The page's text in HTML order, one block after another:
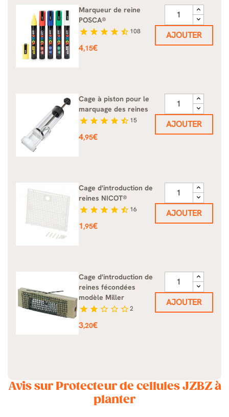
Marqueur de reine
POSCA®
star star star star star_half 108
Prix
4,15€
AJOUTER
Cage à piston pour le
marquage des reines
star star star star star_half 15
Prix
4,95€
AJOUTER
Cage d'introduction de
reines NICOT®
star star star star star_half 16
Prix
1,95€
AJOUTER
Cage d'introduction de
reines fécondées
modèle Miller
star star star_border star_border star_border2
Prix
3,20€
AJOUTER
Avis sur Protecteur de cellules JZBZ à
planter